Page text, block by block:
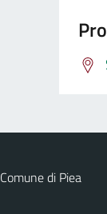
Comune di Piea